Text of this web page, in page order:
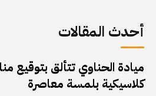
أحدث المقالات
ميادة الحناوي تتألق بتوقيع
كلاسيكية بلمسة معاصرة